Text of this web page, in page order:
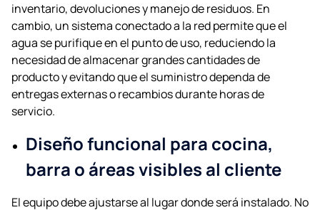
inventario, devoluciones y manejo de residuos. En
cambio, un sistema conectado a la red permite que el
agua se purifique en el punto de uso, reduciendo la
necesidad de almacenar grandes cantidades de
producto y evitando que el suministro dependa de
entregas externas o recambios durante horas de
servicio.
Diseño funcional para cocina,
barra o áreas visibles al cliente
El equipo debe ajustarse al lugar donde será instalado. No